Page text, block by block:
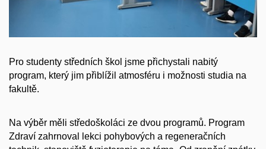
Pro studenty středních škol jsme přichystali nabitý
program, který jim přiblížil atmosféru i možnosti studia na
fakultě.
Na výběr měli středoškoláci ze dvou programů. Program
Zdraví zahrnoval lekci pohybových a regeneračních